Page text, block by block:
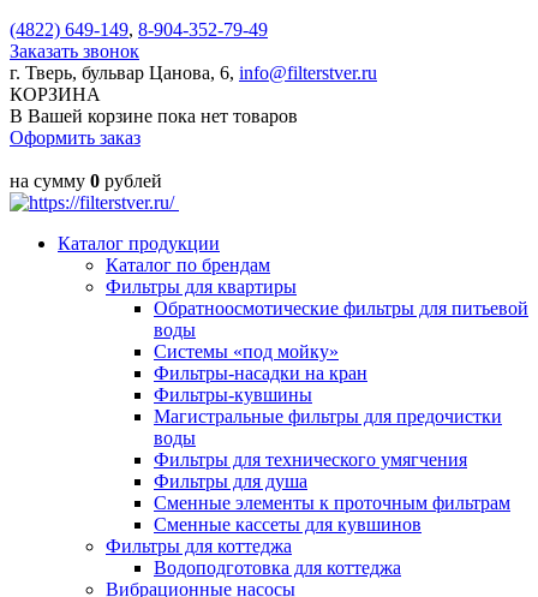
(4822) 649-149, 8-904-352-79-49
Заказать звонок
г. Тверь, бульвар Цанова, 6, info@filterstver.ru
КОРЗИНА
В Вашей корзине пока нет товаров
Оформить заказ
на сумму 0 рублей
Каталог продукции
Каталог по брендам
Фильтры для квартиры
Обратноосмотические фильтры для питьевой
воды
Системы «под мойку»
Фильтры-насадки на кран
Фильтры-кувшины
Магистральные фильтры для предочистки
воды
Фильтры для технического умягчения
Фильтры для душа
Сменные элементы к проточным фильтрам
Сменные кассеты для кувшинов
Фильтры для коттеджа
Водоподготовка для коттеджа
Вибрационные насосы